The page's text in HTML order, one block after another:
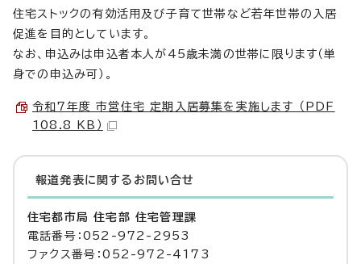
住宅ストックの有効活用及び子育て世帯など若年世帯の入居
促進を目的としています。
なお、申込みは申込者本人が45歳未満の世帯に限ります（単
身での申込み可）。
令和7年度 市営住宅 定期入居募集を実施します （PDF
108.8 KB）
報道発表に関するお問い合せ
住宅都市局 住宅部 住宅管理課
電話番号：052-972-2953
ファクス番号：052-972-4173